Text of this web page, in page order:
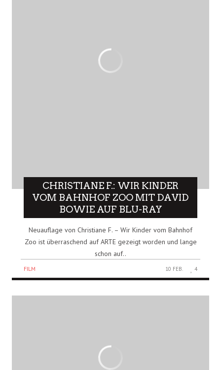
CHRISTIANE F.: WIR KINDER
VOM BAHNHOF ZOO MIT DAVID
BOWIE AUF BLU-RAY
Neuauflage von Christiane F. – Wir Kinder vom Bahnhof
Zoo ist überraschend auf ARTE gezeigt worden und lange
schon auf..
FILM 10 FEB. 4